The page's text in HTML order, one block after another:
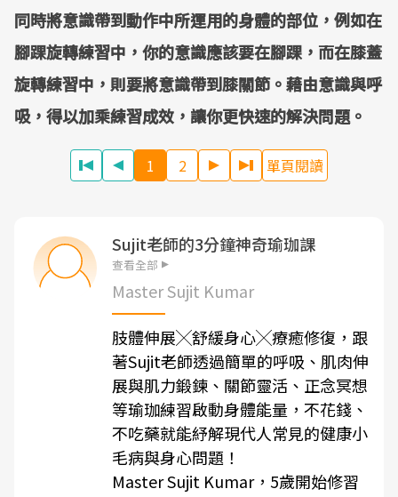
同時將意識帶到動作中所運用的身體的部位，例如在
腳踝旋轉練習中，你的意識應該要在腳踝，而在膝蓋
旋轉練習中，則要將意識帶到膝關節。藉由意識與呼
吸，得以加乘練習成效，讓你更快速的解決問題。
1 2 單頁閱讀
Sujit老師的3分鐘神奇瑜珈課
查看全部
Master Sujit Kumar
肢體伸展╳舒緩身心╳療癒修復，跟
著Sujit老師透過簡單的呼吸、肌肉伸
展與肌力鍛鍊、關節靈活、正念冥想
等瑜珈練習啟動身體能量，不花錢、
不吃藥就能紓解現代人常見的健康小
毛病與身心問題！
Master Sujit Kumar，5歲開始修習